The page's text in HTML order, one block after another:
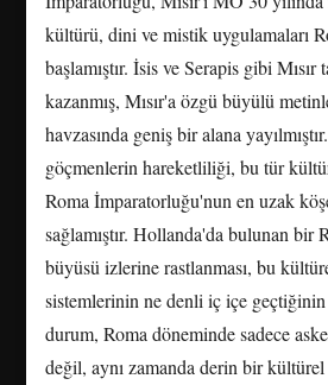
kültürü, dini ve mistik uygulamaları
başlamıştır. İsis ve Serapis gibi
kazanmış, Mısır'a özgü büyülü
havzasında geniş bir alana
göçmenlerin hareketliliği, bu tür
Roma İmparatorluğu'nun en uzak
sağlamıştır. Hollanda'da bulunan bir
büyüsü izlerine rastlanması, bu
sistemlerinin ne denli iç içe geçtiğinin
durum, Roma döneminde sadece
değil, aynı zamanda derin bir